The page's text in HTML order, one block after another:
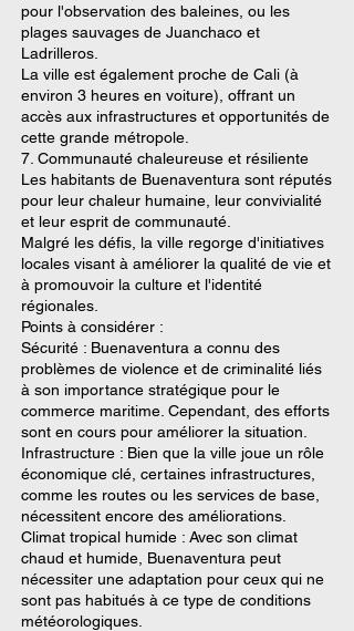
pour l'observation des baleines, ou les
plages sauvages de Juanchaco et
Ladrilleros.
La ville est également proche de Cali (à
environ 3 heures en voiture), offrant un
accès aux infrastructures et opportunités de
cette grande métropole.
7. Communauté chaleureuse et résiliente
Les habitants de Buenaventura sont réputés
pour leur chaleur humaine, leur convivialité
et leur esprit de communauté.
Malgré les défis, la ville regorge d'initiatives
locales visant à améliorer la qualité de vie et
à promouvoir la culture et l'identité
régionales.
Points à considérer :
Sécurité : Buenaventura a connu des
problèmes de violence et de criminalité liés
à son importance stratégique pour le
commerce maritime. Cependant, des efforts
sont en cours pour améliorer la situation.
Infrastructure : Bien que la ville joue un rôle
économique clé, certaines infrastructures,
comme les routes ou les services de base,
nécessitent encore des améliorations.
Climat tropical humide : Avec son climat
chaud et humide, Buenaventura peut
nécessiter une adaptation pour ceux qui ne
sont pas habitués à ce type de conditions
météorologiques.